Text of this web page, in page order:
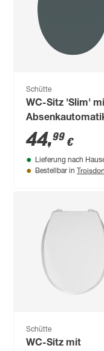
Schütte
WC-Sitz 'Slim'
anthrazit
44,99 €
Lieferung nach
Bestellbar in
Schütte
WC-Sitz mit